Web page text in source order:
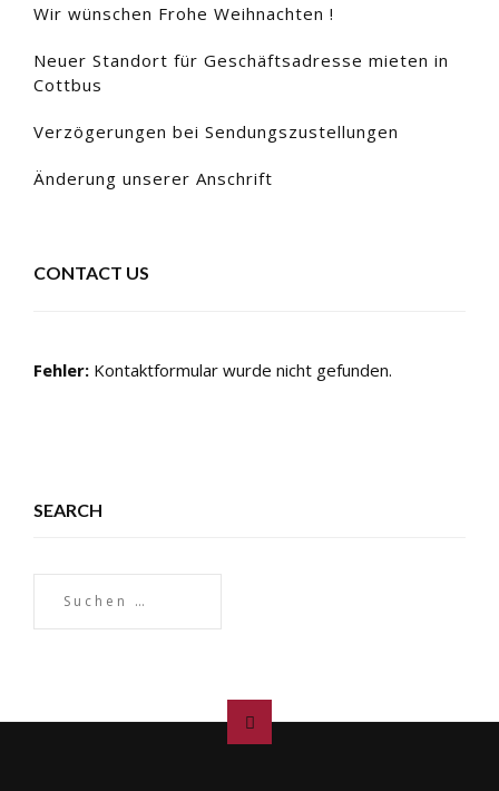
Wir wünschen Frohe Weihnachten !
Neuer Standort für Geschäftsadresse mieten in
Cottbus
Verzögerungen bei Sendungszustellungen
Änderung unserer Anschrift
CONTACT US
Fehler: Kontaktformular wurde nicht gefunden.
SEARCH